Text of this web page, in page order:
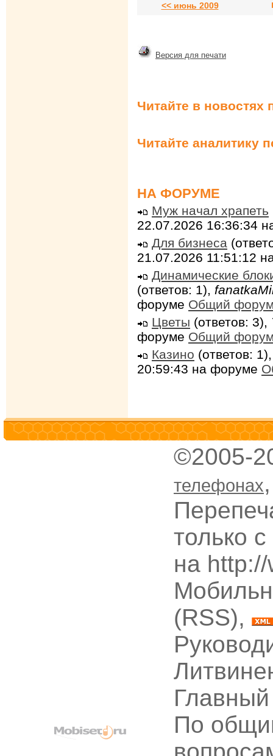
<< июнь 2009
Версия для печати
Читайте в новостях
Читайте аналитику
НА ФОРУМЕ
Муж начал храпеть
22.07.2026 16:36:34
Для бизнеса
21.07.2026 11:51:12
Динамические
(ответов: 1),
форуме Общий
Цветы (ответов: 3),
форуме Общий
Казино (ответов:
20:59:43 на форуме
©2005-
телефонах
только
на
(RSS),
По